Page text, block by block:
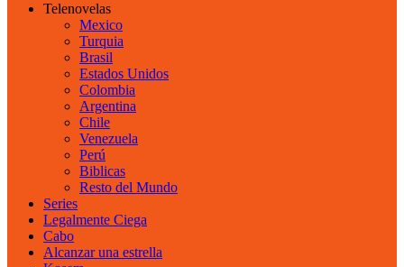
Telenovelas
Mexico
Turquia
Brasil
Estados Unidos
Colombia
Argentina
Chile
Venezuela
Perú
Biblicas
Resto del Mundo
Series
Legalmente Ciega
Cabo
Alcanzar una estrella